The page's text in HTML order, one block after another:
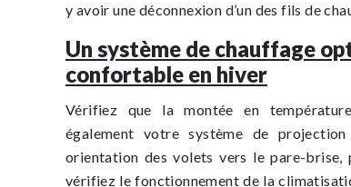
y avoir une déconnexion d’un des fils de
Un système de chauffage
confortable en hiver
Vérifiez que la montée en
également votre système de
orientation des volets vers le pare-brise,
vérifiez le fonctionnement de la